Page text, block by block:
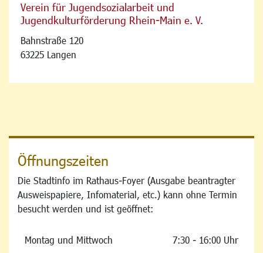
Verein für Jugendsozialarbeit und
Jugendkulturförderung Rhein-Main e. V.
Bahnstraße 120
63225 Langen
Öffnungszeiten
Die Stadtinfo im Rathaus-Foyer (Ausgabe beantragter
Ausweispapiere, Infomaterial, etc.) kann ohne Termin
besucht werden und ist geöffnet:
Montag und Mittwoch 7:30 - 16:00 Uhr